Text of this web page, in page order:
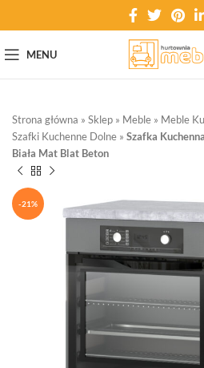
MENU
Strona główna » Sklep » Meble » Meble
Szafki Kuchenne Dolne » Szafka
Biała Mat Blat Beton
-21%